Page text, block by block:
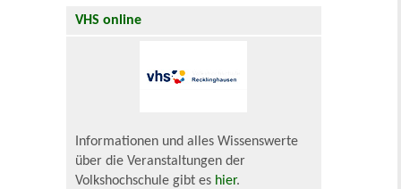
VHS online
Informationen und alles Wissenswerte
über die Veranstaltungen der
Volkshochschule gibt es hier.